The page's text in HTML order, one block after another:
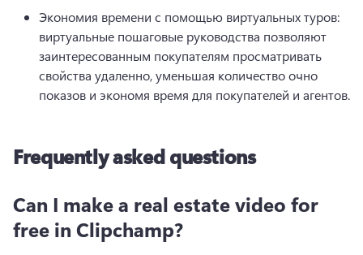
Экономия времени с помощью виртуальных туров:
виртуальные пошаговые руководства позволяют
заинтересованным покупателям просматривать
свойства удаленно, уменьшая количество очно
Frequently asked questions
Can I make a real estate video for
free in Clipchamp?